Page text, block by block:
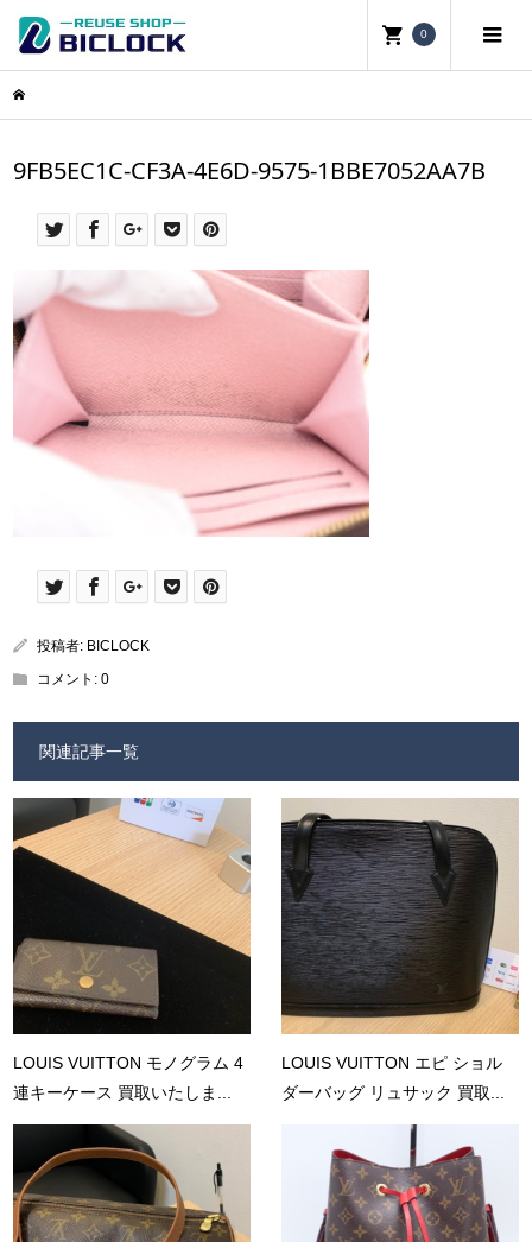
0
9FB5EC1C-CF3A-4E6D-9575-1BBE7052AA7B
投稿者: BICLOCK
コメント:0
関連記事一覧
LOUIS VUITTON モノグラム 4
連キーケース 買取いたしま...
LOUIS VUITTON エピ ショル
ダーバッグ リュサック 買取...